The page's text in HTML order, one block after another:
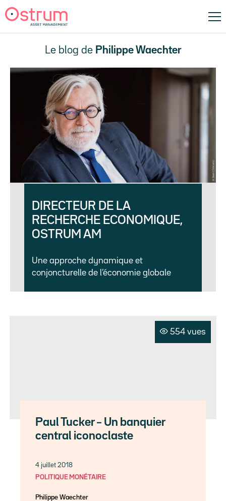
Le blog de Philippe Waechter
DIRECTEUR DE LA
RECHERCHE ECONOMIQUE,
OSTRUM AM
Une approche dynamique et
conjoncturelle de l’économie globale
554 vues
Paul Tucker – Un banquier
central iconoclaste
4 juillet 2018
POLITIQUE MONÉTAIRE
Philippe Waechter